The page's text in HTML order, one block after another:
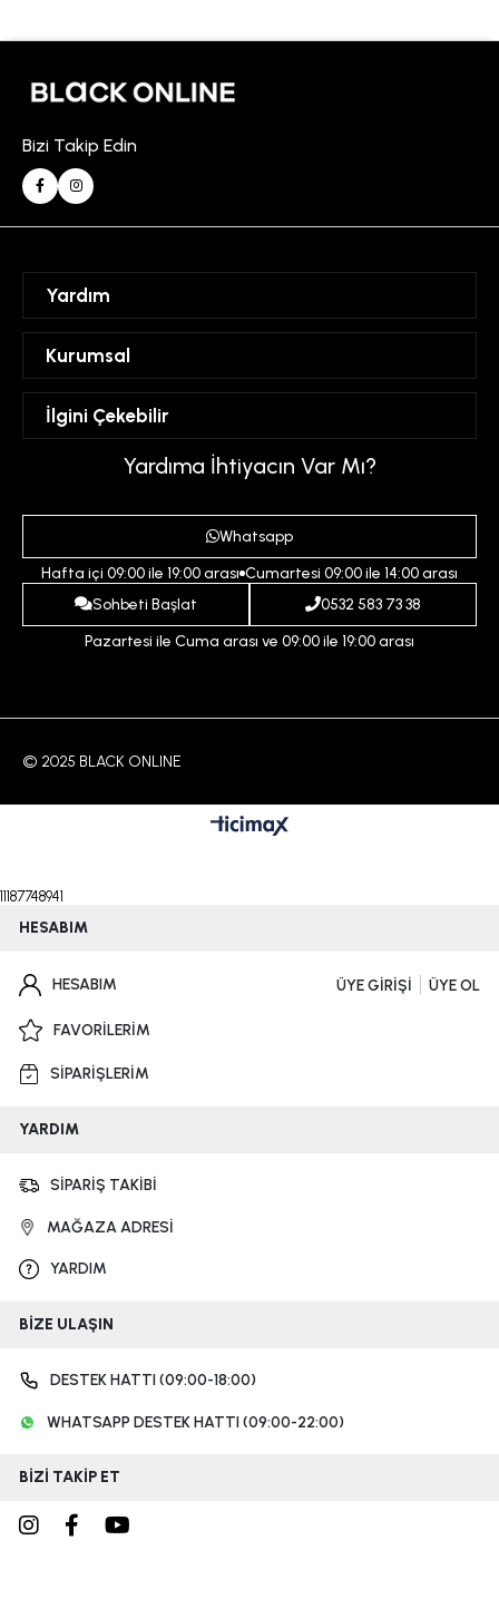
Bizi Takip Edin
Yardım
Hesabım
Favorilerim
Kurumsal
Mesafeli Satış Sözleşmesi
Üyelik Sözleşmesi
Gizlilik ve Güvenlik Politikası
Ödeme ve Teslimat Koşulları
İptal ve İade Koşulları
İlgini Çekebilir
İndirim
Yardıma İhtiyacın Var Mı?
Whatsapp
Hafta içi 09:00 ile 19:00 arası Cumartesi 09:00 ile 14:00 arası
Sohbeti Başlat
0532 583 73 38
Pazartesi ile Cuma arası ve 09:00 ile 19:00 arası
© 2025 BLACK ONLINE
11187748941
HESABIM
HESABIM ÜYE GİRİŞİ ÜYE OL
FAVORİLERİM
SİPARİŞLERİM
YARDIM
SİPARİŞ TAKİBİ
MAĞAZA ADRESİ
YARDIM
BİZE ULAŞIN
DESTEK HATTI (09:00-18:00)
WHATSAPP DESTEK HATTI (09:00-22:00)
BİZİ TAKİP ET